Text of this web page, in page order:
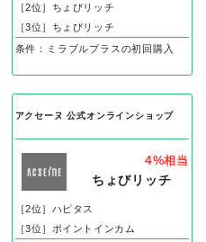
［2位］ちょびリッチ
［3位］ちょびリッチ
条件：ミラブルプラスの初回購入
アクセーヌ 公式オンラインショップ
4%相当
ちょびリッチ
［2位］ハピタス
［3位］ポイントインカム